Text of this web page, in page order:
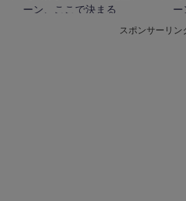
ーン、ここで決まる
ー
スポンサーリン